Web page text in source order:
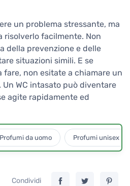
un problema stressante, ma
risolverlo facilmente. Non
della prevenzione e delle
situazioni simili. E se
fare, non esitate a chiamare un
WC intasato può diventare
agite rapidamente ed
Profumi da uomo Profumi unisex
Condividi